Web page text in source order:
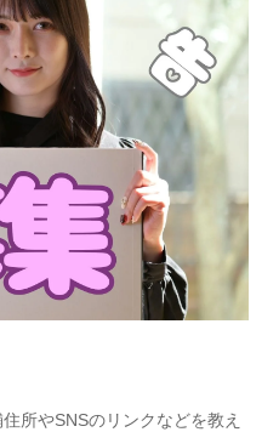
所やSNSのリンクなどを教え